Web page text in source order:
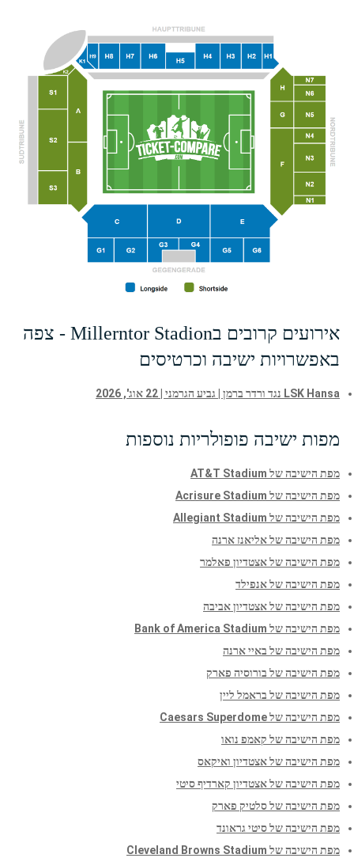
אירועים קרובים בMillerntor Stadion - צפה
באפשרויות ישיבה וכרטיסים
LSK Hansa נגד ורדר ברמן | גביע הגרמני | 22 אוג', 2026
מפות ישיבה פופולריות נוספות
מפת הישיבה של AT&T Stadium
מפת הישיבה של Acrisure Stadium
מפת הישיבה של Allegiant Stadium
מפת הישיבה של אליאנז ארנה
מפת הישיבה של אצטדיון פאלמר
מפת הישיבה של אנפילד
מפת הישיבה של אצטדיון אביבה
מפת הישיבה של Bank of America Stadium
מפת הישיבה של באיי ארנה
מפת הישיבה של בורוסיה פארק
מפת הישיבה של בראמל ליין
מפת הישיבה של Caesars Superdome
מפת הישיבה של קאמפ נואו
מפת הישיבה של אצטדיון ואיקאס
מפת הישיבה של אצטדיון קארדיף סיטי
מפת הישיבה של סלטיק פארק
מפת הישיבה של סיטי גראונד
מפת הישיבה של Cleveland Browns Stadium